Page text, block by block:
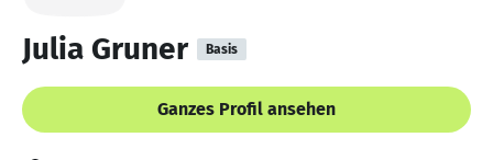
Julia Gruner Basis
Ganzes Profil ansehen